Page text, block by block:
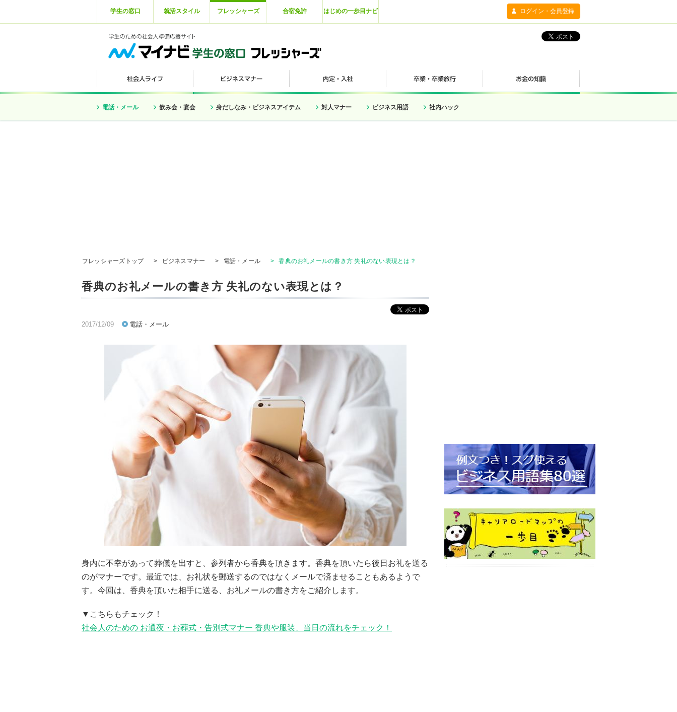
学生の窓口 就活スタイル フレッシャーズ 合宿免許 はじめの一歩目ナビ ログイン・会員登録
電話・メール 飲み会・宴会 身だしなみ・ビジネスアイテム 対人マナー ビジネス用語 社内ハック
フレッシャーズトップ > ビジネスマナー > 電話・メール > 香典のお礼メールの書き方 失礼のない表現とは？
香典のお礼メールの書き方 失礼のない表現とは？
2017/12/09 電話・メール
身内に不幸があって葬儀を出すと、参列者から香典を頂きます。香典を頂いたら後日お礼を送る
のがマナーです。最近では、お礼状を郵送するのではなくメールで済ませることもあるようで
す。今回は、香典を頂いた相手に送る、お礼メールの書き方をご紹介します。
▼こちらもチェック！
社会人のための お通夜・お葬式・告別式マナー 香典や服装、当日の流れをチェック！